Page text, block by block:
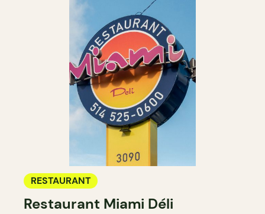
RESTAURANT
Restaurant Miami Déli